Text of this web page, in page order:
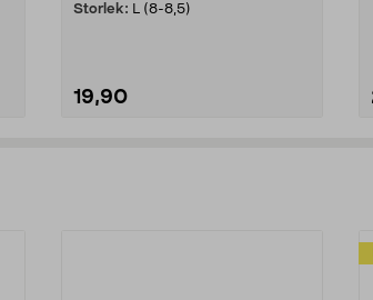
Storlek: L (8-8,5)
19,90